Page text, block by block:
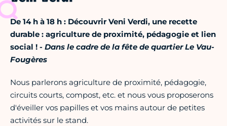
De 14 h à 18 h : Découvrir Veni Verdi, une recette
durable : agriculture de proximité, pédagogie et lien
social ! - Dans le cadre de la fête de quartier Le Vau-
Fougères
Nous parlerons agriculture de proximité, pédagogie,
circuits courts, compost, etc. et nous vous proposerons
d'éveiller vos papilles et vos mains autour de petites
activités sur le stand.